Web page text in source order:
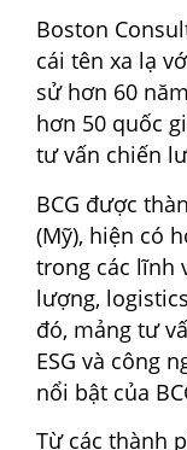
Boston
cái tên xa lạ
sử hơn 60
hơn 50 quốc
tư vấn chiến
BCG được
(Mỹ), hiện có
trong các lĩnh
lượng,
đó, mảng tư
ESG và công
nổi bật của
Từ các thành